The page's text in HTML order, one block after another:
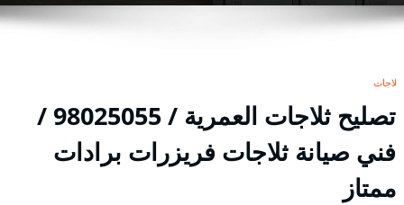
ثلاجات
تصليح ثلاجات العمرية / 98025055 /
فني صيانة ثلاجات فريزرات برادات
ممتاز